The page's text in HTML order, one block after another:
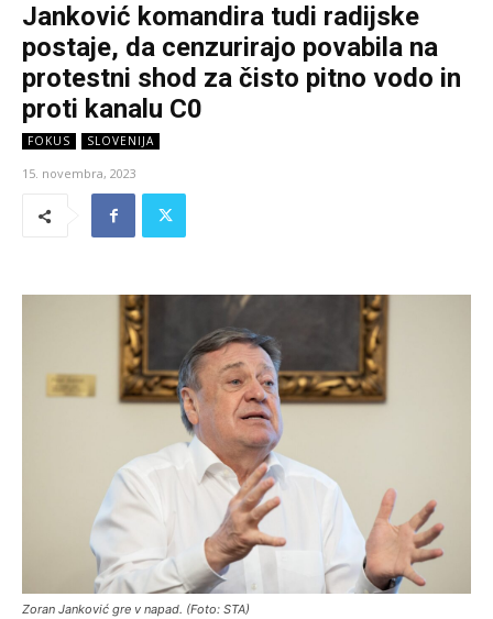
Janković komandira tudi radijske
postaje, da cenzurirajo povabila na
protestni shod za čisto pitno vodo in
proti kanalu C0
FOKUS SLOVENIJA
15. novembra, 2023
Zoran Janković gre v napad. (Foto: STA)